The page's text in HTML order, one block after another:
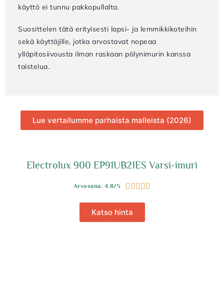
käyttö ei tunnu pakkopullalta.
Suosittelen tätä erityisesti lapsi- ja lemmikkikoteihin
sekä käyttäjille, jotka arvostavat nopeaa
ylläpitosiivousta ilman raskaan pölynimurin kanssa
taistelua.
Lue vertailumme parhaista malleista (2026)
Electrolux 900 EP91UB21ES Varsi-imuri
Arvosana: 4.8/5     
Katso hinta